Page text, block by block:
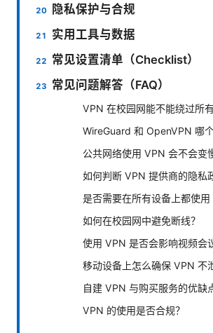
隐私保护与合规
实用工具与数据
常见设置清单（Checklist）
常见问题解答（FAQ）
VPN 在校园网能不能绕过所有
WireGuard 和 OpenVPN 哪个
公共网络使用 VPN 会不会变
如何判断 VPN 提供商的隐私
是否需要在所有设备上都使用
如何在校园网中避免断线？
使用 VPN 是否会影响视频会
移动设备上怎么确保 VPN 不
自建 VPN 与购买服务的优缺
VPN 的使用是否合规？